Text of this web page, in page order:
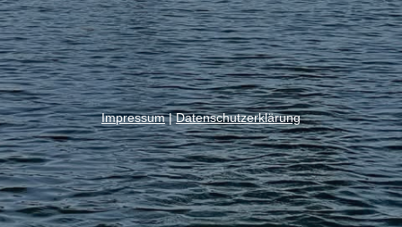
Impressum|Datenschutzerklärung